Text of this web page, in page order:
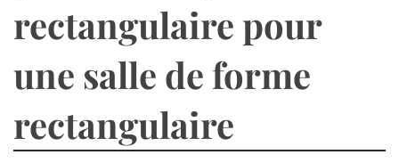
rectangulaire pour
une salle de forme
rectangulaire